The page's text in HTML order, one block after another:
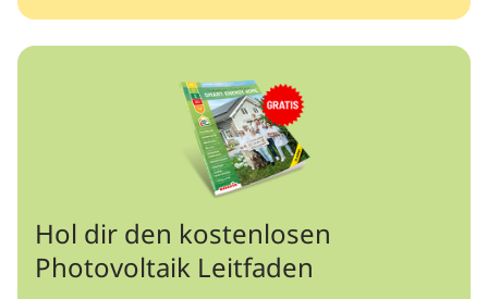
Hol dir den kostenlosen
Photovoltaik Leitfaden